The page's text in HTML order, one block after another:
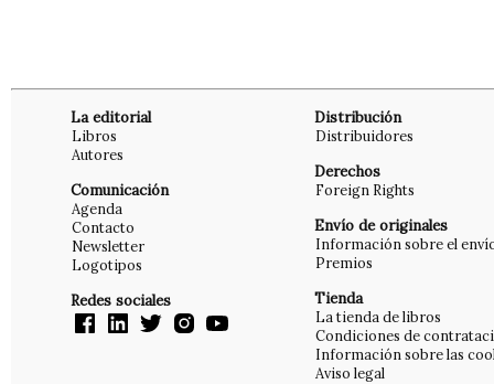
La editorial
Libros
Autores
Comunicación
Agenda
Contacto
Newsletter
Logotipos
Redes sociales
Distribución
Distribuidores
Derechos
Foreign Rights
Envío de originales
Información sobre el
Premios
Tienda
La tienda de libros
Condiciones de
Información sobre las
Aviso legal